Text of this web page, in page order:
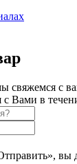
свяжемся с
с Вами в
вы